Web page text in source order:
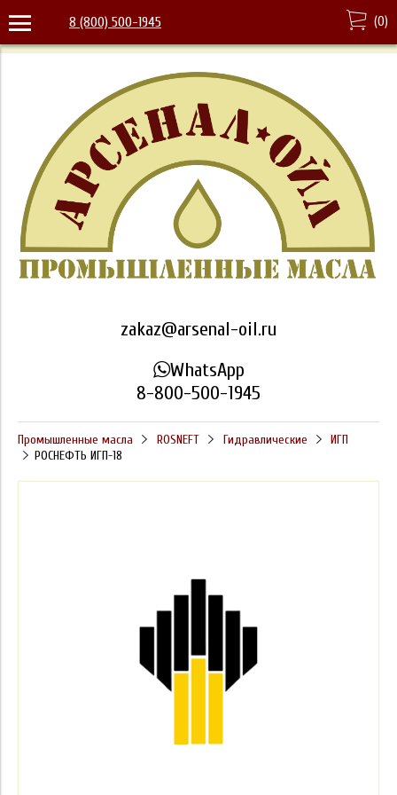
8 (800) 500-1945 (0)
zakaz@arsenal-oil.ru
WhatsApp
8-800-500-1945
Промышленные масла ROSNEFT Гидравлические
ИГП
РОСНЕФТЬ ИГП-18